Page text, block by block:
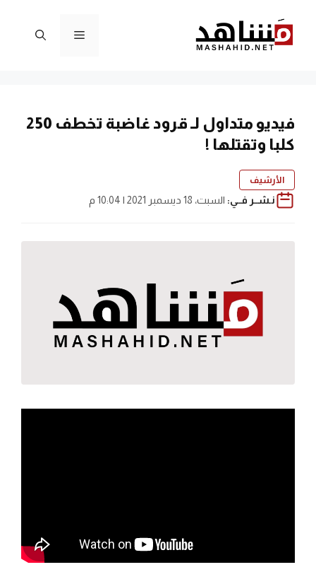
المحتوى
القائمة
فيديو متداول لـ قرود غاضبة تخطف 250
كلبا وتقتلها !
الأرشيف
نـشــر فــي: السبت، 18 ديسمبر 2021 | 10:04 م